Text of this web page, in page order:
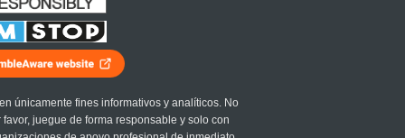
únicamente fines informativos y analíticos. No
juegue de forma responsable y solo con